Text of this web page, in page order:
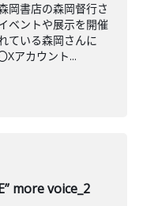
岡書店の森岡督行さ
ベントや展示を開催
ている森岡さんに
Xアカウント...
more voice_2